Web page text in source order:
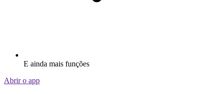
E ainda mais funções
Abrir o app